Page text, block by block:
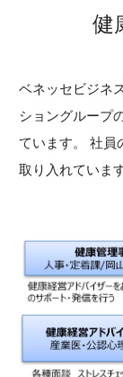
健
ベネッセビジネ
ショングループ
ています。 社員
取り入れています